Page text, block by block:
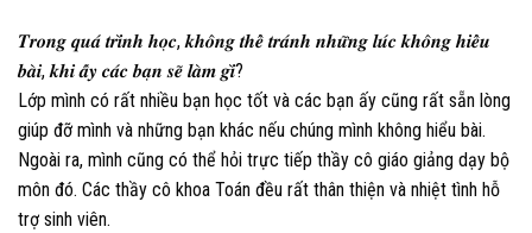
𝑻𝒓𝒐𝒏𝒈 𝒒𝒖𝒂́ 𝒕𝒓𝒊̀𝒏𝒉 𝒉𝒐̣𝒄, 𝒌𝒉𝒐̂𝒏𝒈 𝒕𝒉𝒆̂̉ 𝒕𝒓𝒂́𝒏𝒉 𝒏𝒉𝒖̛̃𝒏𝒈 𝒍𝒖́𝒄 𝒌𝒉𝒐̂𝒏𝒈 𝒉𝒊𝒆̂̉𝒖
𝒃𝒂̀𝒊, 𝒌𝒉𝒊 𝒂̂́𝒚 𝒄𝒂́𝒄 𝒃𝒂̣𝒏 𝒔𝒆̃ 𝒍𝒂̀𝒎 𝒈𝒊̀?
Lớp mình có rất nhiều bạn học tốt và các bạn ấy cũng rất sẵn lòng
giúp đỡ mình và những bạn khác nếu chúng mình không hiểu bài.
Ngoài ra, mình cũng có thể hỏi trực tiếp thầy cô giáo giảng dạy bộ
môn đó. Các thầy cô khoa Toán đều rất thân thiện và nhiệt tình hỗ
trợ sinh viên.